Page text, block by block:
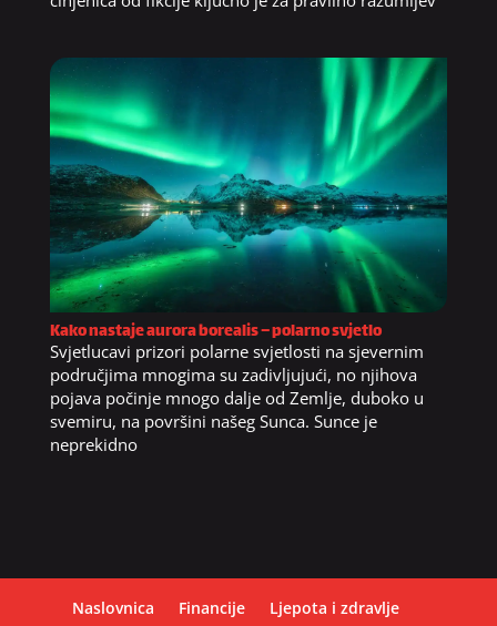
Kako nastaje aurora borealis – polarno svjetlo
Svjetlucavi prizori polarne svjetlosti na sjevernim
područjima mnogima su zadivljujući, no njihova
pojava počinje mnogo dalje od Zemlje, duboko u
svemiru, na površini našeg Sunca. Sunce je
neprekidno
Naslovnica Financije
Ljepota i zdravlje